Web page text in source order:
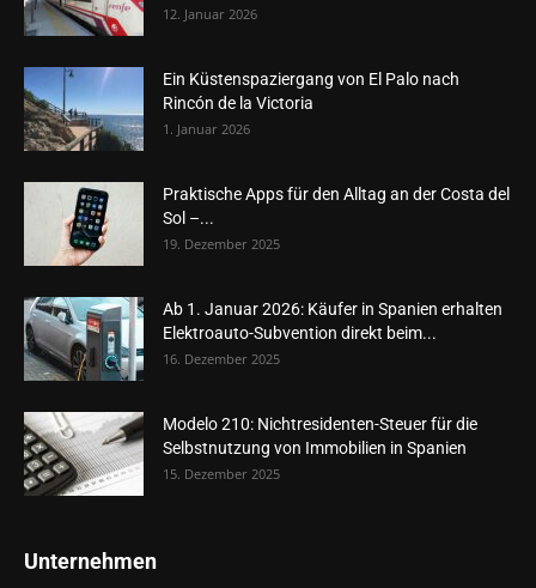
12. Januar 2026
Ein Küstenspaziergang von El Palo nach
Rincón de la Victoria
1. Januar 2026
Praktische Apps für den Alltag an der Costa del
Sol –...
19. Dezember 2025
Ab 1. Januar 2026: Käufer in Spanien erhalten
Elektroauto-Subvention direkt beim...
16. Dezember 2025
Modelo 210: Nichtresidenten-Steuer für die
Selbstnutzung von Immobilien in Spanien
15. Dezember 2025
Unternehmen